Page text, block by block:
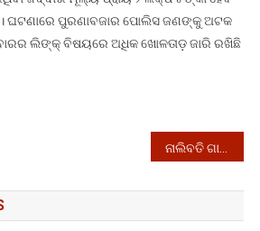
ଘଟଣାରେ ପୁରଣାବଜାର ପୋଲିସ ଜଣଙ୍କୁ ଅଟକ
ଲିଙ୍କ୍ ବିଷୟରେ ଅଧିକ ଖୋଳତାଡ଼ ଜାରି ରଖିଛି